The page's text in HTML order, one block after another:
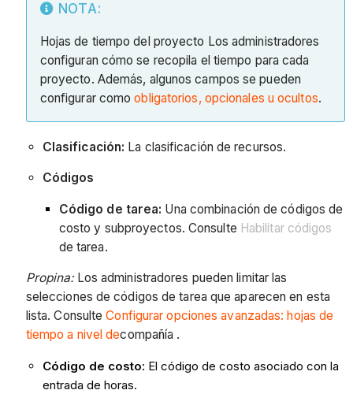
NOTA:
Hojas de tiempo del proyecto Los administradores
configuran cómo se recopila el tiempo para cada
proyecto. Además, algunos campos se pueden
configurar comoobligatorios, opcionales u ocultos.
Clasificación: La clasificación de recursos.
Códigos
Código de tarea: Una combinación de códigos de
costo y subproyectos. Consulte Habilitar códigos
de tarea.
Propina:Los administradores pueden limitar las
selecciones de códigos de tarea que aparecen en esta
lista. Consulte Configurar opciones avanzadas: hojas de
tiempo a nivel decompañía .
Código de costo: El código de costo asociado con la
entrada de horas.